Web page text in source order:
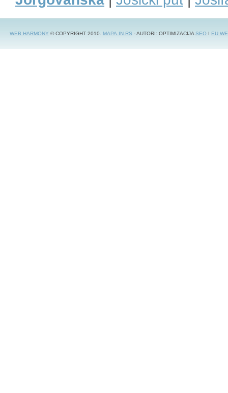
WEB HARMONY © COPYRIGHT 2010. MAPA.IN.RS - AUTORI: OPTIMIZACIJASEO I EU